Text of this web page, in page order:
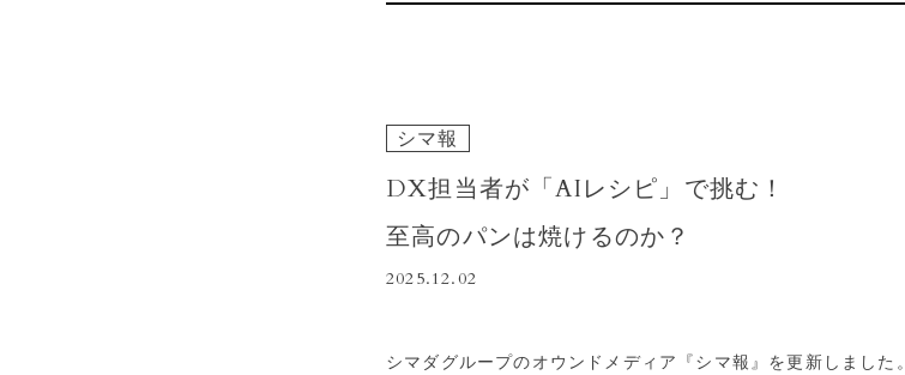
シマ報
DX担当者が「AIレシピ」で挑む！
至高のパンは焼けるのか？
2025.12.02
シマダグループのオウンドメディア『シマ報』を更新しました。